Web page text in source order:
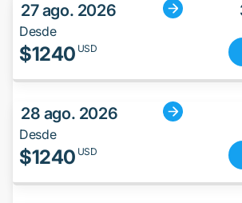
27 ago. 2026
Desde
$1240 USD
28 ago. 2026
Desde
$1240 USD